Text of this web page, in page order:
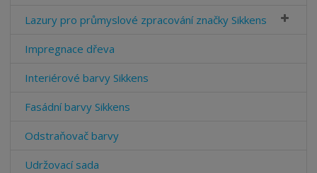
Lazury pro průmyslové zpracování značky Sikkens
Impregnace dřeva
Interiérové barvy Sikkens
Fasádní barvy Sikkens
Odstraňovač barvy
Udržovací sada